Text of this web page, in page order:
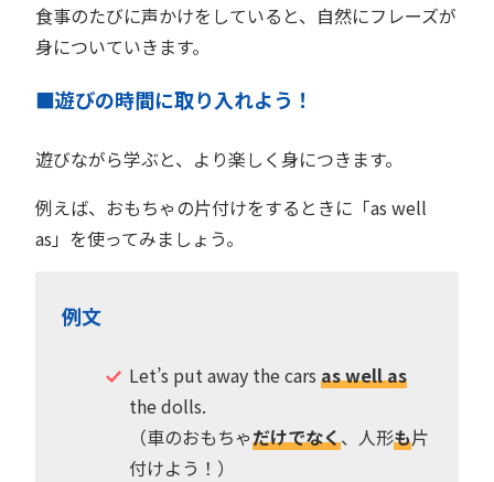
食事のたびに声かけをしていると、自然にフレーズが
身についていきます。
■遊びの時間に取り入れよう！
遊びながら学ぶと、より楽しく身につきます。
例えば、おもちゃの片付けをするときに「as well
as」を使ってみましょう。
例文
Let’s put away the cars as well as
the dolls.
（車のおもちゃだけでなく、人形も片
付けよう！）